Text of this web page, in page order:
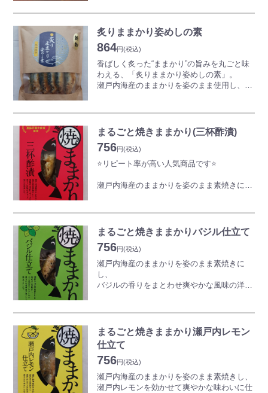
ほどよい粘りと歯応え、粒がしっかりして食
べごたえがあり、毎日のご飯に向いていま
す。
また、冷めても味わいが続くので、おにぎ
り・お弁当にも向きます。
「さとっこ元氣米」という名前には、このお
米を食べた子どもたちが、田んぼの香りを感
じながら健やかに元氣に育ってほしいという
想いを込めました。
ほどよい粘りと歯応え、粒がしっかりして食
べごたえがあり、毎日のご飯に向いていま
す。
また、冷めても味わいが続くので、おにぎ
り・お弁当にも向きます。
炙りままかり姿めしの素
864円(税込)
香ばしく炙った“ままかり”の旨みを丸ごと味
わえる、「炙りままかり姿めしの素」。
瀬戸内海産のままかりを姿のまま使用し、炙
お米と一緒に炊くだけの簡単調理で、岡山ら
しい郷土の味わいをご家庭で手軽に楽しめる
一品。
骨までやわらかく仕上げているため、ままか
けます。
まるごと焼きままかり(三杯酢漬)
756円(税込)
⭐リピート率が高い人気商品です⭐
瀬戸内海産のままかりを姿のまま素焼きに
まるごと焼きままかりバジル仕立て
756円(税込)
瀬戸内海産のままかりを姿のまま素焼きに
し、
バジルの香りをまとわせ爽やかな風味の洋風
まるごと焼きままかり瀬戸内レモン
仕立て
756円(税込)
瀬戸内海産のままかりを姿のまま素焼きし、
瀬戸内レモンを効かせて爽やかな味わいに仕